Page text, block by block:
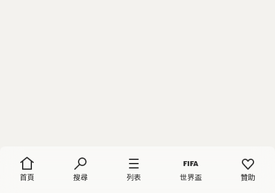
首頁 搜尋 列表 世界盃 贊助